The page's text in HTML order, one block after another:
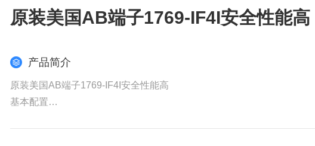
原装美国AB端子1769-IF4I安全性能高
产品简介
原装美国AB端子1769-IF4I安全性能高
基本配置​